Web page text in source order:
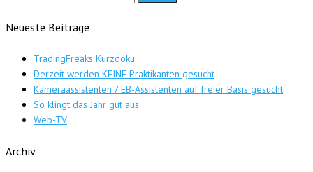
Neueste Beiträge
TradingFreaks Kurzdoku
Derzeit werden KEINE Praktikanten gesucht
Kameraassistenten / EB-Assistenten auf freier Basis gesucht
So klingt das Jahr gut aus
Web-TV
Archiv